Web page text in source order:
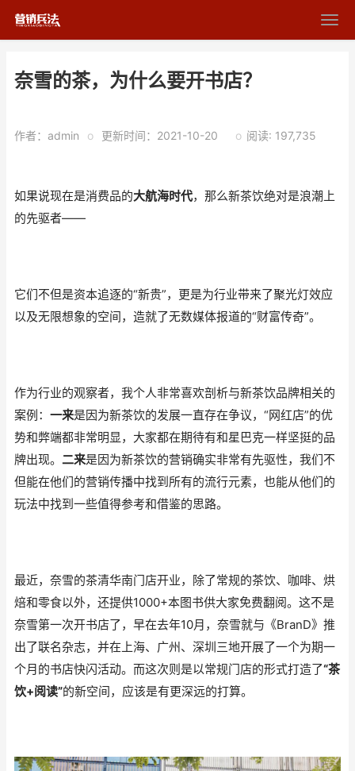
奈雪的茶，为什么要开书店？
作者：admin o 更新时间：2021-10-20 o 阅读: 197,735
如果说现在是消费品的大航海时代，那么新茶饮绝对是浪潮上
的先驱者——
它们不但是资本追逐的“新贵”，更是为行业带来了聚光灯效应
以及无限想象的空间，造就了无数媒体报道的“财富传奇”。
作为行业的观察者，我个人非常喜欢剖析与新茶饮品牌相关的
案例： 一来是因为新茶饮的发展一直存在争议，“网红店”的优
势和弊端都非常明显，大家都在期待有和星巴克一样坚挺的品
牌出现。 二来是因为新茶饮的营销确实非常有先驱性，我们不
但能在他们的营销传播中找到所有的流行元素，也能从他们的
玩法中找到一些值得参考和借鉴的思路。
最近，奈雪的茶清华南门店开业，除了常规的茶饮、咖啡、烘
焙和零食以外，还提供1000+本图书供大家免费翻阅。这不是
奈雪第一次开书店了，早在去年10月，奈雪就与《BranD》推
出了联名杂志，并在上海、广州、深圳三地开展了一个为期一
个月的书店快闪活动。而这次则是以常规门店的形式打造了“茶
饮+阅读”的新空间，应该是有更深远的打算。